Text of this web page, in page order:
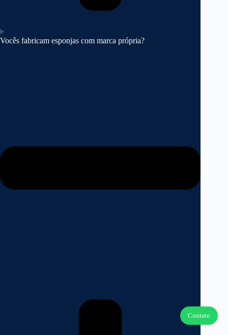
Vocês fabricam esponjas com marca própria?
Contato